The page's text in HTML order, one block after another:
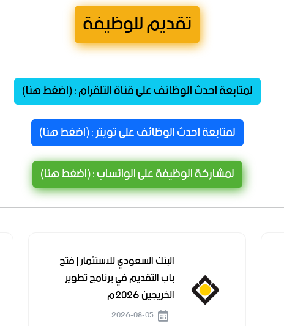
تقديم للوظيفة
لمتابعة احدث الوظائف على قناة التلقرام : (اضغط هنا)
لمتابعة احدث الوظائف على تويتر : (اضغط هنا)
لمشاركة الوظيفة على الواتساب : (اضغط هنا)
البنك السعودي للاستثمار | فتح
باب التقديم في برنامج تطوير
الخريجين 2026م